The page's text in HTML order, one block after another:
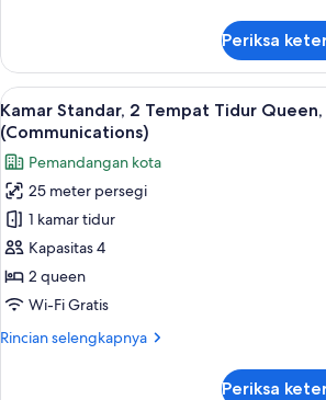
difabel
(Communications)
Kamar
Standar,
1
Tempat
Tidur
King,
akses
difabel
(Communications)
Periksa
Lihat
semua
foto
untuk
Kamar
Standar,
2
Tempat
Tidur
akses
6
Kamar Standar, 2 Tempat Tidur
(Communications)
Pemandangan kota
25 meter persegi
1 kamar tidur
Kapasitas 4
2 queen
Wi-Fi Gratis
Rincian selengkapnya
Rincian
Periksa